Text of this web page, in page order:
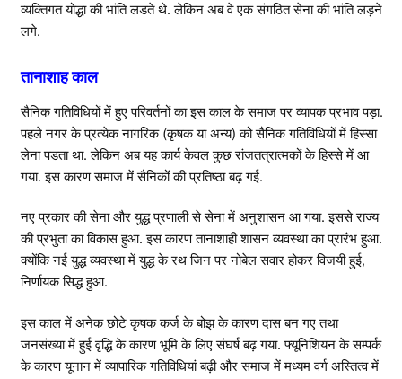
व्यक्तिगत योद्धा की भांति लडते थे. लेकिन अब वे एक संगठित सेना की भांति लड़ने
लगे.
तानाशाह काल
सैनिक गतिविधियों में हुए परिवर्तनों का इस काल के समाज पर व्यापक प्रभाव पड़ा.
पहले नगर के प्रत्येक नागरिक (कृषक या अन्य) को सैनिक गतिविधियों में हिस्सा
लेना पडता था. लेकिन अब यह कार्य केवल कुछ रांजतत्रात्मकों के हिस्से में आ
गया. इस कारण समाज में सैनिकों की प्रतिष्ठा बढ़ गई.
नए प्रकार की सेना और युद्ध प्रणाली से सेना में अनुशासन आ गया. इससे राज्य
की प्रभुता का विकास हुआ. इस कारण तानाशाही शासन व्यवस्था का प्रारंभ हुआ.
क्योंकि नई युद्ध व्यवस्था में युद्ध के रथ जिन पर नोबेल सवार होकर विजयी हुई,
निर्णायक सिद्ध हुआ.
इस काल में अनेक छोटे कृषक कर्ज के बोझ के कारण दास बन गए तथा
जनसंख्या में हुई वृद्धि के कारण भूमि के लिए संघर्ष बढ़ गया. फ्यूनिशियन के सम्पर्क
के कारण यूनान में व्यापारिक गतिविधियां बढ़ी और समाज में मध्यम वर्ग अस्तित्व में